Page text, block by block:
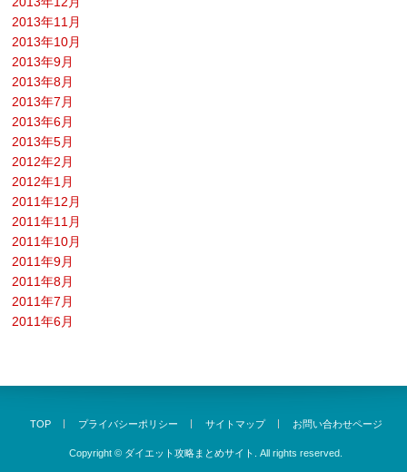
2013年11月
2013年10月
2013年9月
2013年8月
2013年7月
2013年6月
2013年5月
2012年2月
2012年1月
2011年12月
2011年11月
2011年10月
2011年9月
2011年8月
2011年7月
2011年6月
TOP プライバシーポリシー サイトマップ お問い合わせページ
Copyright © ダイエット攻略まとめサイト. All rights reserved.